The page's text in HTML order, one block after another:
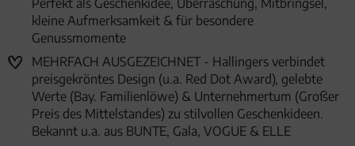
Perfekt als Geschenkidee, Überraschung, Mitbringsel,
kleine Aufmerksamkeit & für besondere
Genussmomente
MEHRFACH AUSGEZEICHNET - Hallingers verbindet
preisgekröntes Design (u.a. Red Dot Award), gelebte
Werte (Bay. Familienlöwe) & Unternehmertum (Großer
Preis des Mittelstandes) zu stilvollen Geschenkideen.
Bekannt u.a. aus BUNTE, Gala, VOGUE & ELLE